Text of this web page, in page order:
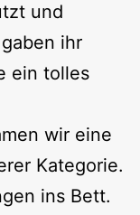
und
ihr
ein tolles
wir eine
Kategorie.
ins Bett.